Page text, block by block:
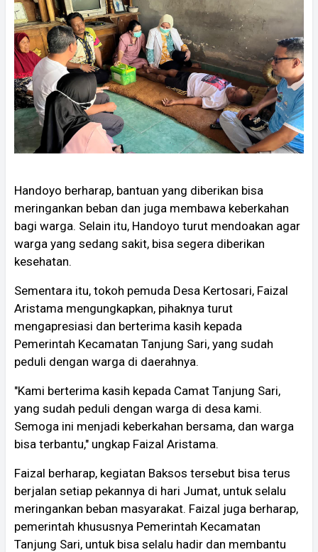
Handoyo berharap, bantuan yang diberikan bisa
meringankan beban dan juga membawa keberkahan
bagi warga. Selain itu, Handoyo turut mendoakan agar
warga yang sedang sakit, bisa segera diberikan
kesehatan.
Sementara itu, tokoh pemuda Desa Kertosari, Faizal
Aristama mengungkapkan, pihaknya turut
mengapresiasi dan berterima kasih kepada
Pemerintah Kecamatan Tanjung Sari, yang sudah
peduli dengan warga di daerahnya.
"Kami berterima kasih kepada Camat Tanjung Sari,
yang sudah peduli dengan warga di desa kami.
Semoga ini menjadi keberkahan bersama, dan warga
bisa terbantu," ungkap Faizal Aristama.
Faizal berharap, kegiatan Baksos tersebut bisa terus
berjalan setiap pekannya di hari Jumat, untuk selalu
meringankan beban masyarakat. Faizal juga berharap,
pemerintah khususnya Pemerintah Kecamatan
Tanjung Sari, untuk bisa selalu hadir dan membantu